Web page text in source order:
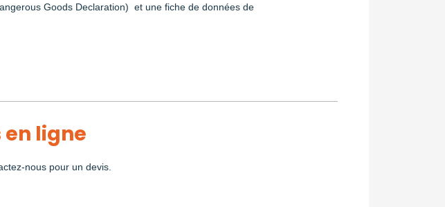
Goods Declaration) et une fiche de données de
ligne
nous pour un devis.